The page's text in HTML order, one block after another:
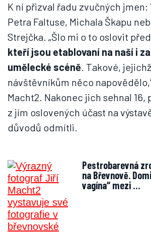
K ní přizval řadu zvučných jmen:
Petra Faltuse, Michala Škapu
Strejčka. „Šlo mi o to oslovit
kteří jsou etablovaní na naší i
umělecké scéně. Takové,
návštěvníkům něco
Macht2. Nakonec jich sehnal 16,
z jím oslovených účast na
důvodů odmítli.
Pestrobarevná zrcadlová výstava
na Břevnově.
vagína“ mezi …